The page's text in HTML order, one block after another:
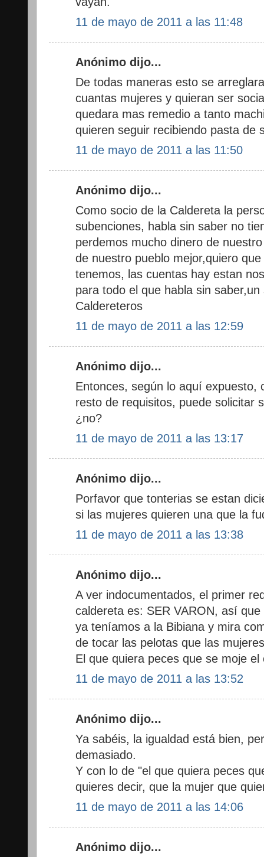
11 de mayo de 2011 a las 11:48
Anónimo dijo...
De todas maneras esto se
cuantas mujeres y quieran ser
quedara mas remedio a tanto
quieren seguir recibiendo pasta de
11 de mayo de 2011 a las 11:50
Anónimo dijo...
Como socio de la Caldereta la
subenciones, habla sin saber no
perdemos mucho dinero de
de nuestro pueblo mejor,quiero
tenemos, las cuentas hay estan
para todo el que habla sin
Caldereteros
11 de mayo de 2011 a las 12:59
Anónimo dijo...
Entonces, según lo aquí expuesto,
resto de requisitos, puede solicitar
¿no?
11 de mayo de 2011 a las 13:17
Anónimo dijo...
Porfavor que tonterias se estan
si las mujeres quieren una que la
11 de mayo de 2011 a las 13:38
Anónimo dijo...
A ver indocumentados, el primer
caldereta es: SER VARON, así
ya teníamos a la Bibiana y mira
de tocar las pelotas que las
El que quiera peces que se moje el
11 de mayo de 2011 a las 13:52
Anónimo dijo...
Ya sabéis, la igualdad está bien,
demasiado.
Y con lo de "el que quiera peces
quieres decir, que la mujer que
11 de mayo de 2011 a las 14:06
Anónimo dijo...